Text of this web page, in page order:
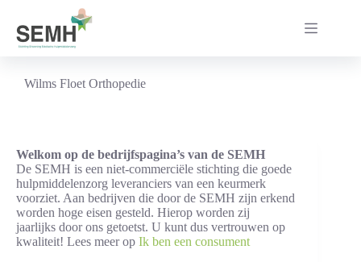
inhoud
Wilms Floet Orthopedie
Welkom op de bedrijfspagina’s van de SEMH
De SEMH is een niet-commerciële stichting die goede
hulpmiddelenzorg leveranciers van een keurmerk
voorziet. Aan bedrijven die door de SEMH zijn erkend
worden hoge eisen gesteld. Hierop worden zij
jaarlijks door ons getoetst. U kunt dus vertrouwen op
kwaliteit! Lees meer op Ik ben een consument